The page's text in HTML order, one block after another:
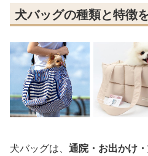
犬バッグの種類と特徴
犬バッグは、 通院・お出かけ